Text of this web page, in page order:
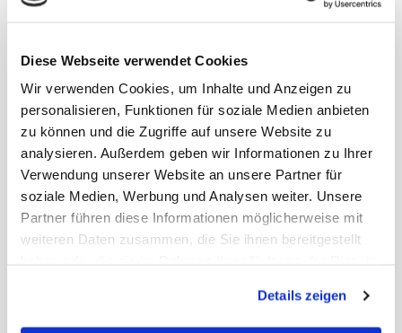
Diese Webseite verwendet Cookies
Wir verwenden Cookies, um Inhalte und Anzeigen zu
personalisieren, Funktionen für soziale Medien anbieten
zu können und die Zugriffe auf unsere Website zu
analysieren. Außerdem geben wir Informationen zu Ihrer
Verwendung unserer Website an unsere Partner für
soziale Medien, Werbung und Analysen weiter. Unsere
Partner führen diese Informationen möglicherweise mit
weiteren Daten zusammen, die Sie ihnen bereitgestellt
Details zeigen
120 cm
lackiert, klar
unbehandelt
Produkt Anzahl: Gib den gewünschten Wert ein oder benutze die
In den Warenkorb
Produktnummer: 20.500.400.k
Bewertungen